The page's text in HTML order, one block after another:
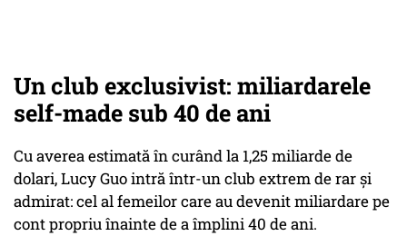
Un club exclusivist: miliardarele
self-made sub 40 de ani
Cu averea estimată în curând la 1,25 miliarde de
dolari, Lucy Guo intră într-un club extrem de rar și
admirat: cel al femeilor care au devenit miliardare pe
cont propriu înainte de a împlini 40 de ani.